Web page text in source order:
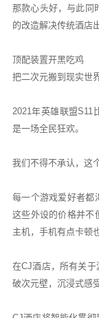
那款心头好，与此同
的改造解决传统酒店
顶配装置开黑吃鸡
把二次元搬到现实世
2021年英雄联盟S11
是一场全民狂欢。
我们不得不承认，这
每一个游戏爱好者都
这些外设的价格并不
主机，手机有点卡顿
在CJ酒店，所有关
破次元壁，沉浸式感